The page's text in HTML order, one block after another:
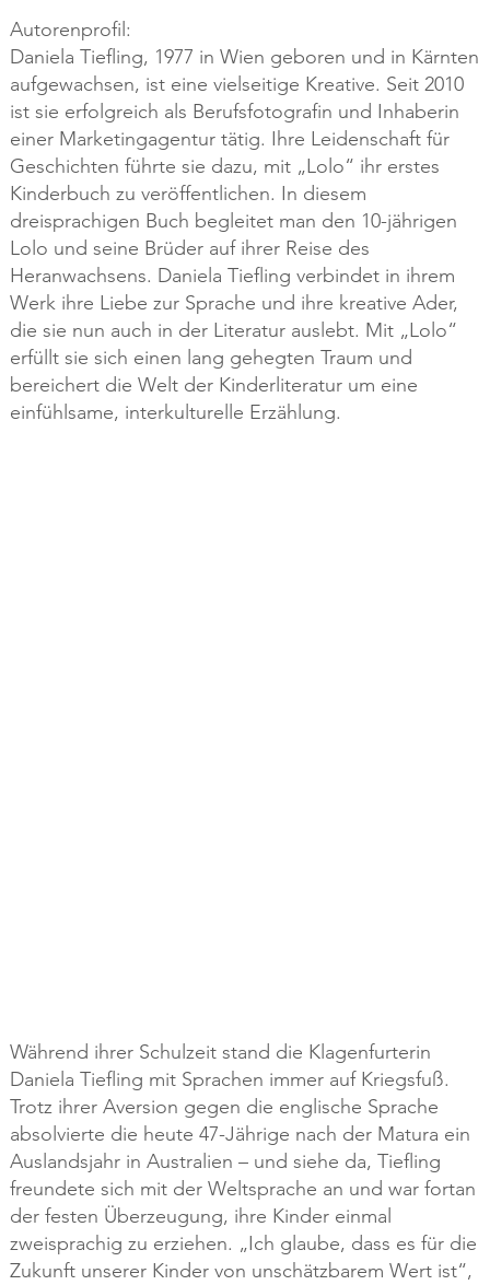
Autorenprofil:
Daniela Tiefling, 1977 in Wien geboren und in Kärnten
aufgewachsen, ist eine vielseitige Kreative. Seit 2010
ist sie erfolgreich als Berufsfotografin und Inhaberin
einer Marketingagentur tätig. Ihre Leidenschaft für
Geschichten führte sie dazu, mit „Lolo“ ihr erstes
Kinderbuch zu veröffentlichen. In diesem
dreisprachigen Buch begleitet man den 10-jährigen
Lolo und seine Brüder auf ihrer Reise des
Heranwachsens. Daniela Tiefling verbindet in ihrem
Werk ihre Liebe zur Sprache und ihre kreative Ader,
die sie nun auch in der Literatur auslebt. Mit „Lolo“
erfüllt sie sich einen lang gehegten Traum und
bereichert die Welt der Kinderliteratur um eine
einfühlsame, interkulturelle Erzählung.
Während ihrer Schulzeit stand die Klagenfurterin
Daniela Tiefling mit Sprachen immer auf Kriegsfuß.
Trotz ihrer Aversion gegen die englische Sprache
absolvierte die heute 47-Jährige nach der Matura ein
Auslandsjahr in Australien – und siehe da, Tiefling
freundete sich mit der Weltsprache an und war fortan
der festen Überzeugung, ihre Kinder einmal
zweisprachig zu erziehen. „Ich glaube, dass es für die
Zukunft unserer Kinder von unschätzbarem Wert ist“,